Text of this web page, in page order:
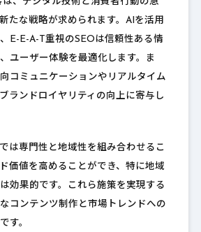
たな戦略が求められます。AIを活用
E-E-A-T重視のSEOは信頼性ある情
ユーザー体験を最適化します。ま
コミュニケーションやリアルタイム
ランドロイヤリティの向上に寄与し
は専門性と地域性を組み合わせるこ
価値を高めることができ、特に地域
効果的です。これら施策を実現する
コンテンツ制作と市場トレンドへの
す。